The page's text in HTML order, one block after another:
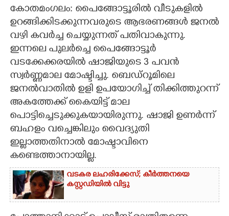
CARTOONS
LITERATURE
ZOOM
CONTACT US
കോതമംഗലം: പൈങ്ങോട്ടൂരിൽ വീടുകളിൽ
ഉറങ്ങിക്കിടക്കുന്നവരുടെ ആഭരണങ്ങൾ ജനൽ
വഴി കവർച്ച ചെയ്യുന്നത് പതിവാകുന്നു.
ഇന്നലെ പുലർച്ചെ പൈങ്ങോട്ടൂർ
വടക്കേക്കരയിൽ ഷാജിയുടെ 3 പവൻ
സ്വർണ്ണമാല മോഷ്ടിച്ചു. ബെഡ്റൂമിലെ
ജനൽവാതിൽ ഉളി ഉപയോഗിച്ച് തിക്കിത്തുറന്ന്
അകത്തേക്ക് കൈയിട്ട് മാല
പൊട്ടിച്ചെടുക്കുകയായിരുന്നു. ഷാജി ഉണർന്ന്
ബഹളം വച്ചെങ്കിലും വൈദ്യുതി
ഇല്ലാത്തതിനാൽ മോഷ്ടാവിനെ
കണ്ടെത്താനായില്ല.
വടകര ലഹരിക്കേസ്; കീർത്തനയെ
കസ്റ്റഡിയിൽ വിട്ടു